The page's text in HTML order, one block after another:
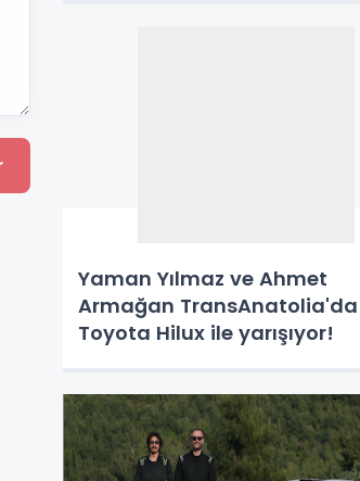
Yaman Yılmaz ve Ahmet
Armağan TransAnatolia'da
Toyota Hilux ile yarışıyor!